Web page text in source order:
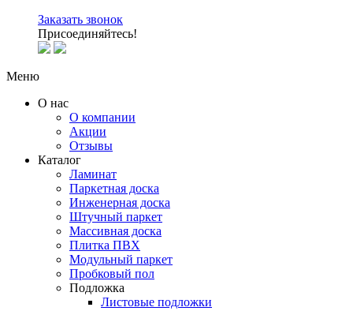
Заказать звонок
Присоединяйтесь!
Меню
О нас
О компании
Акции
Отзывы
Каталог
Ламинат
Паркетная доска
Инженерная доска
Штучный паркет
Массивная доска
Плитка ПВХ
Модульный паркет
Пробковый пол
Подложка
Листовые подложки